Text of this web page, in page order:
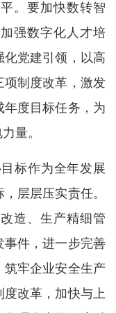
。要加快数转智
强数字化人才培
党建引领，以高
项制度改革，激发
度目标任务，为
量。
标作为全年发展
层层压实责任。
造、生产精细管
件，进一步完善
筑牢企业安全生产
改革，加快与上